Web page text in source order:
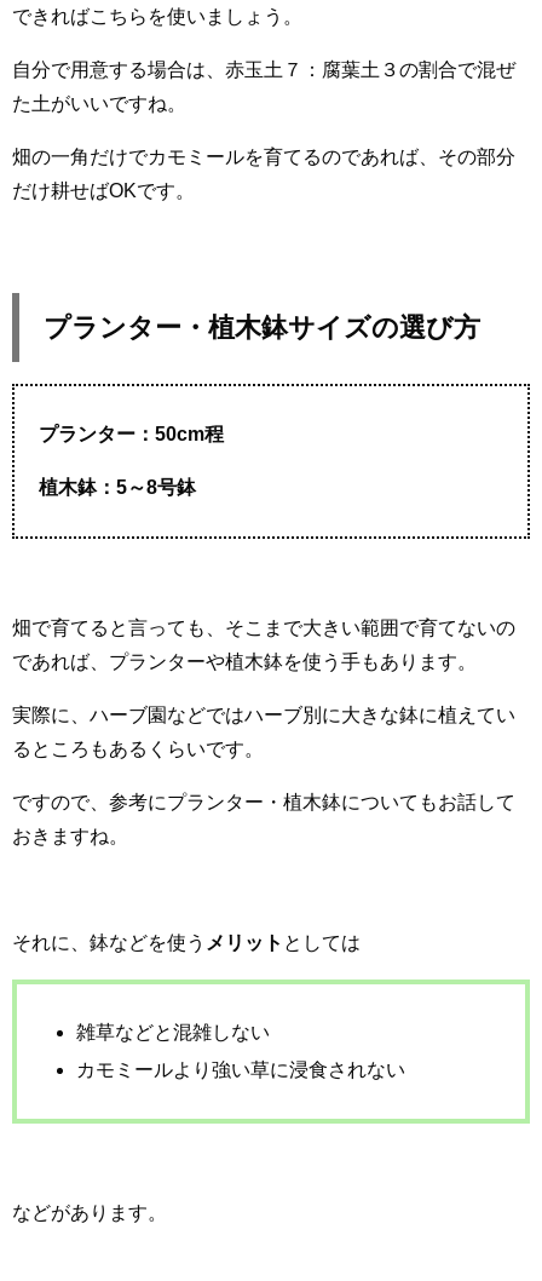
できればこちらを使いましょう。
自分で用意する場合は、赤玉土７：腐葉土３の割合で混ぜ
た土がいいですね。
畑の一角だけでカモミールを育てるのであれば、その部分
だけ耕せばOKです。
プランター・植木鉢サイズの選び方
プランター：50cm程
植木鉢：5～8号鉢
畑で育てると言っても、そこまで大きい範囲で育てないの
であれば、プランターや植木鉢を使う手もあります。
実際に、ハーブ園などではハーブ別に大きな鉢に植えてい
るところもあるくらいです。
ですので、参考にプランター・植木鉢についてもお話して
おきますね。
それに、鉢などを使う メリット としては
雑草などと混雑しない
カモミールより強い草に浸食されない
などがあります。